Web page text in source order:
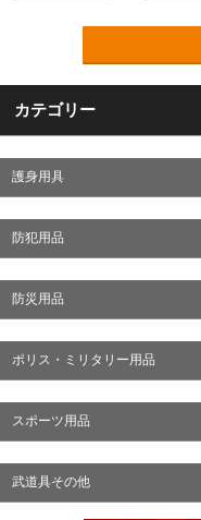
カテゴリー
護身用具
防犯用品
防災用品
ポリス・ミリタリー用品
スポーツ用品
武道具その他